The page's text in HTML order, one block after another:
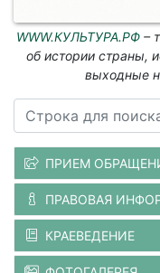
WWW.КУЛЬТУРА.РФ–
об истории страны,
выходные
ПРИЕМ
ПРАВОВАЯ
КРАЕВЕДЕНИЕ